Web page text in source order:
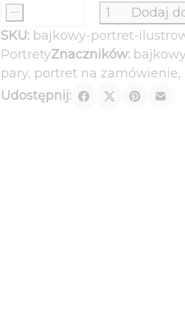
ilość
Bajkowy
portret
-
ilustrowany
-
Dodaj
SKU: bajkowy-portret-
PortretyZnaczników:
pary, portret na zamówienie,
Udostępnij: